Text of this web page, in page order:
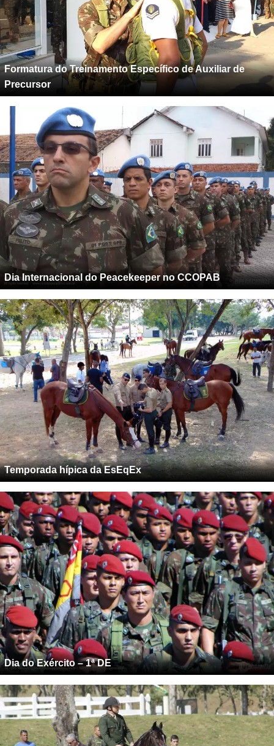
Formatura do Treinamento Específico de Auxiliar de
Precursor
Dia Internacional do Peacekeeper no CCOPAB
Temporada hípica da EsEqEx
Dia do Exército – 1ª DE